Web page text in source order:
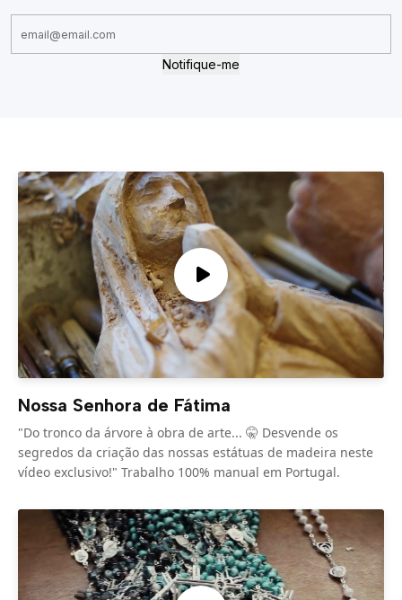
Notifique-me
Nossa Senhora de Fátima
"Do tronco da árvore à obra de arte... 🤫 Desvende os
segredos da criação das nossas estátuas de madeira neste
vídeo exclusivo!" Trabalho 100% manual em Portugal.